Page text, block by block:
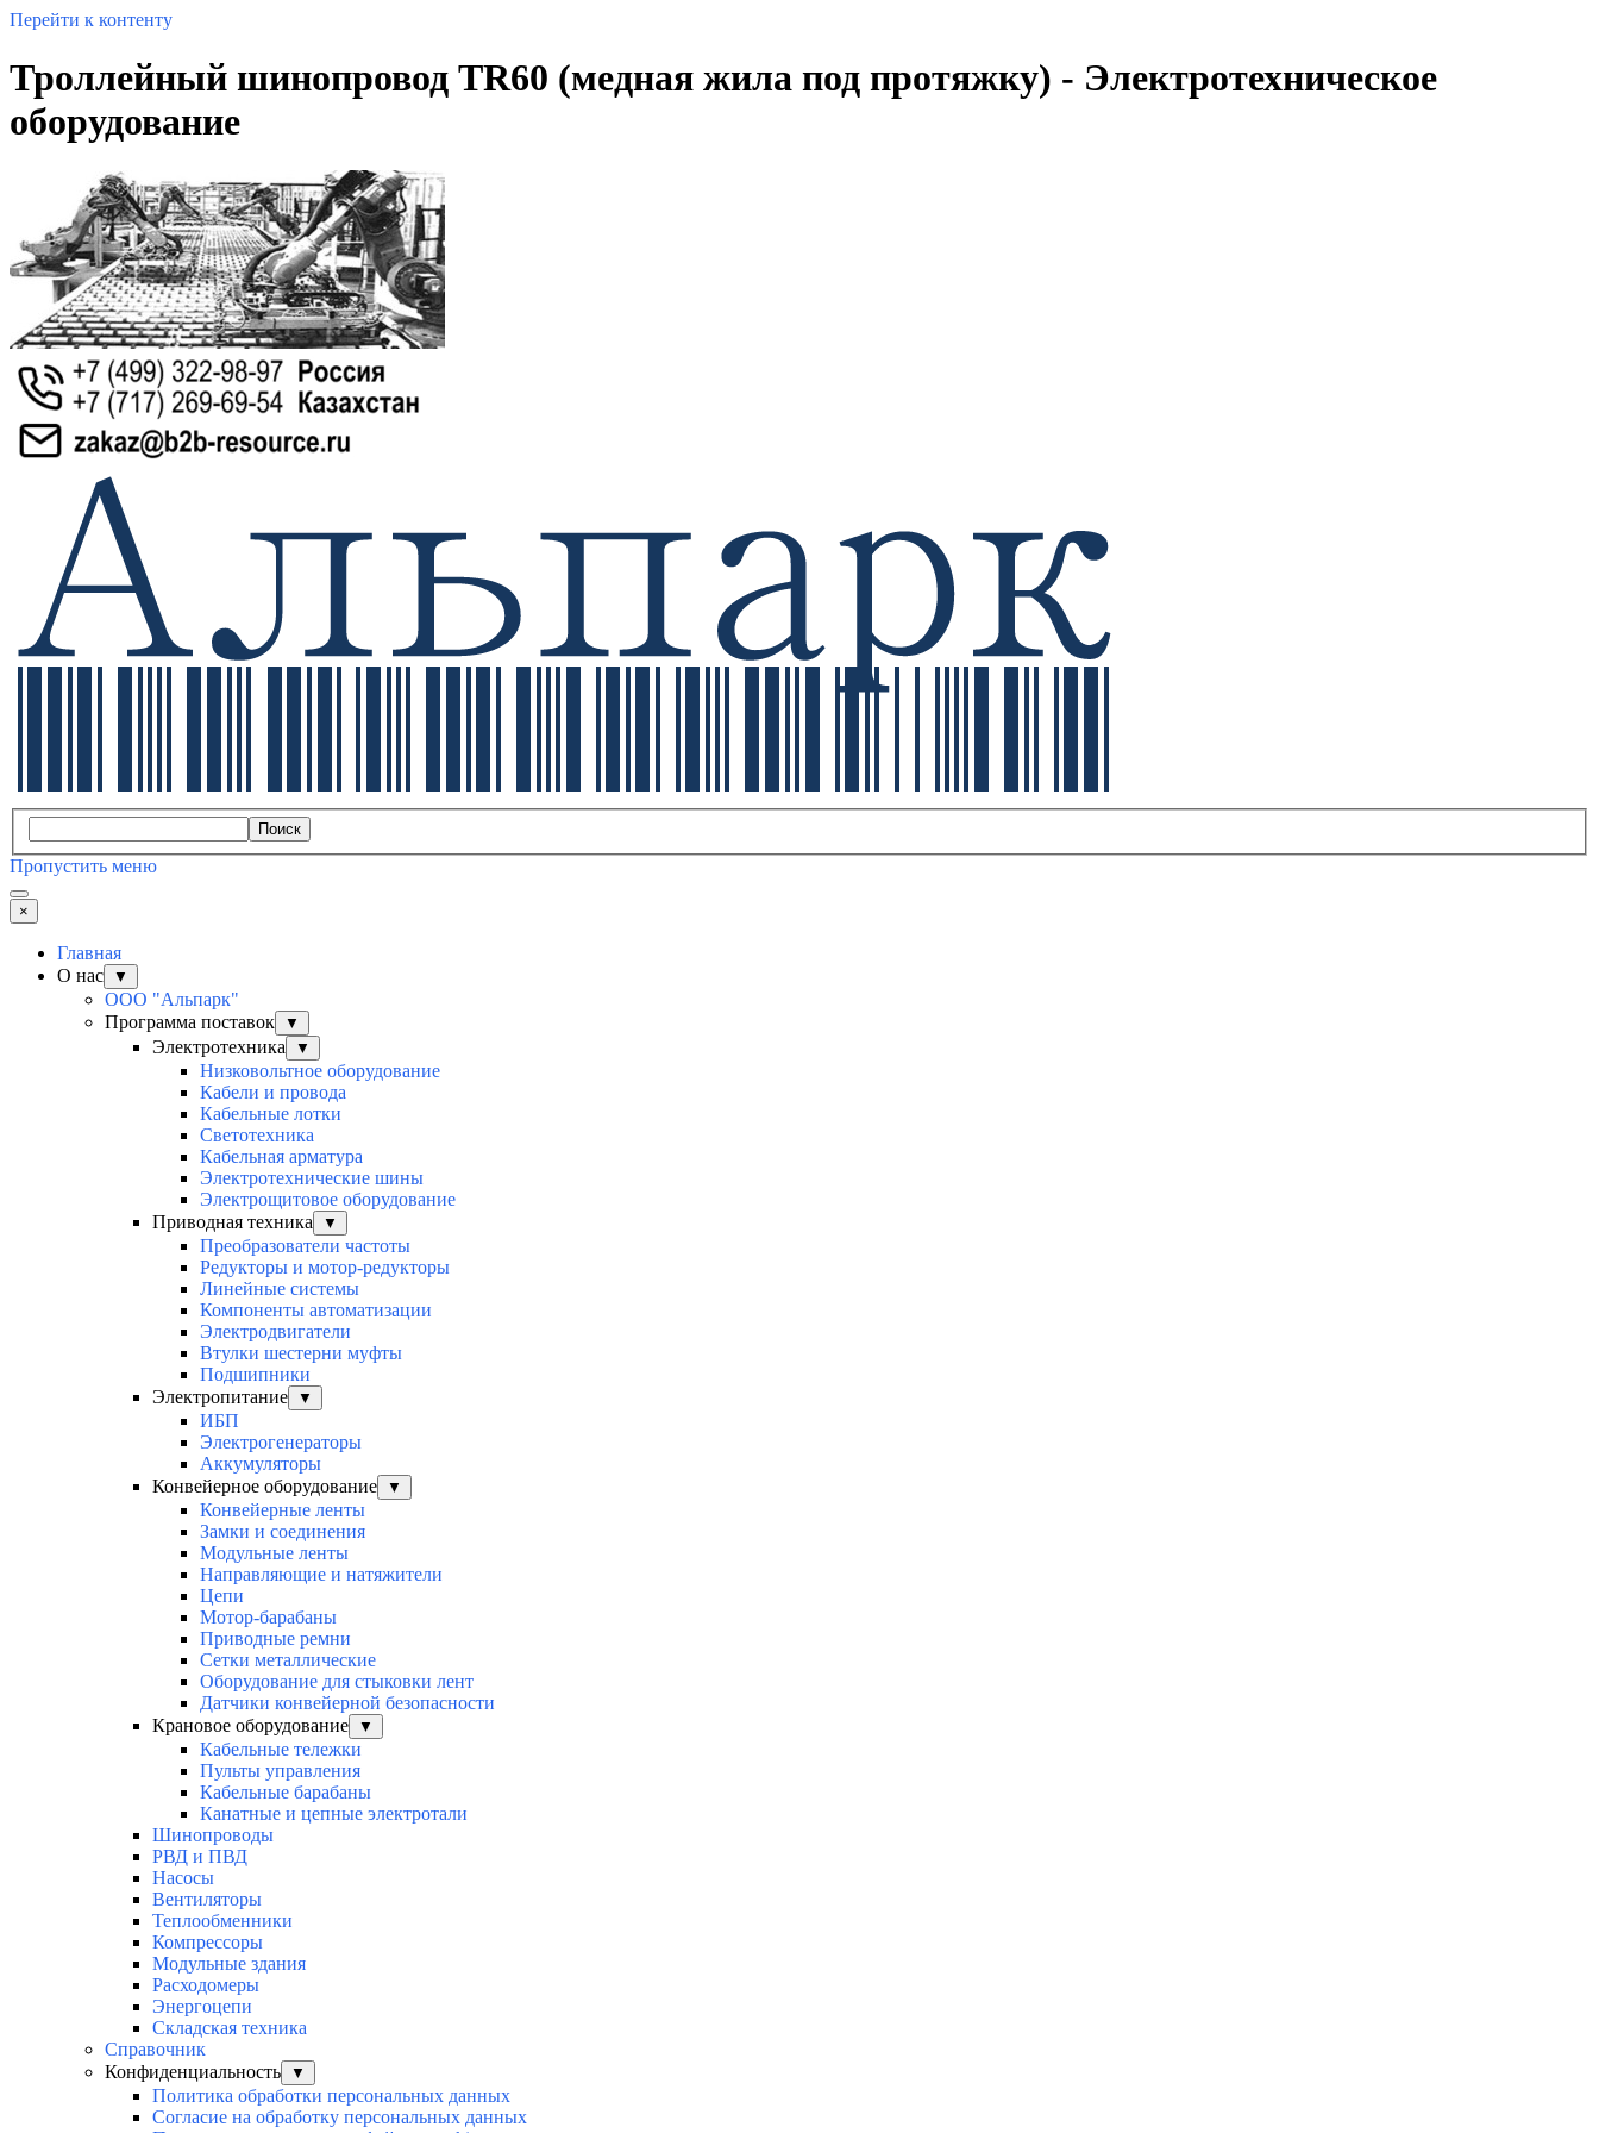
Перейти к контенту
Троллейный шинопровод TR60 (медная жила под протяжку) - Электротехническое
оборудование
Поиск
Пропустить меню
×
Главная
О нас
▼
ООО "Альпарк"
Программа поставок
▼
Электротехника ▼
Низковольтное оборудование
Кабели и провода
Кабельные лотки
Светотехника
Кабельная арматура
Электротехнические шины
Электрощитовое оборудование
Приводная техника
▼
Преобразователи частоты
Редукторы и мотор-редукторы
Линейные системы
Компоненты автоматизации
Электродвигатели
Втулки шестерни муфты
Подшипники
Электропитание
▼
ИБП
Электрогенераторы
Аккумуляторы
Конвейерное оборудование
▼
Конвейерные ленты
Замки и соединения
Модульные ленты
Направляющие и натяжители
Цепи
Мотор-барабаны
Приводные ремни
Сетки металлические
Оборудование для стыковки лент
Датчики конвейерной безопасности
Крановое оборудование
▼
Кабельные тележки
Пульты управления
Кабельные барабаны
Канатные и цепные электротали
Шинопроводы
РВД и ПВД
Насосы
Вентиляторы
Теплообменники
Компрессоры
Модульные здания
Расходомеры
Энергоцепи
Складская техника
Справочник
Конфиденциальность
▼
Политика обработки персональных данных
Согласие на обработку персональных данных